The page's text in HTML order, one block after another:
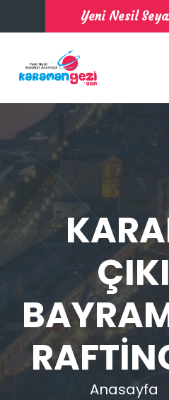
Yeni Nesil
Anasayfa